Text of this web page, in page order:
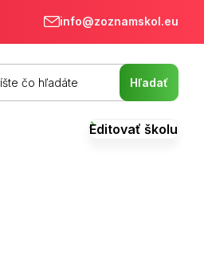
info@zoznamskol.eu
Editovať školu